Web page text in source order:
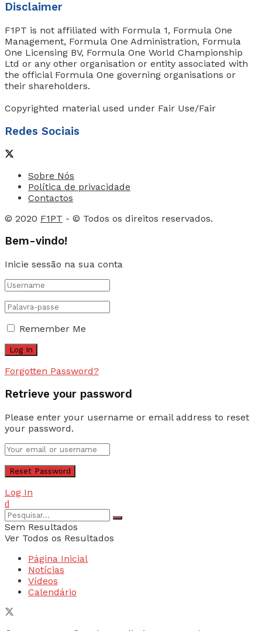
Disclaimer
F1PT is not affiliated with Formula 1, Formula One
Management, Formula One Administration, Formula
One Licensing BV, Formula One World Championship
Ltd or any other organisation or entity associated with
the official Formula One governing organisations or
their shareholders.
Copyrighted material used under Fair Use/Fair
Redes Sociais
Sobre Nós
Política de privacidade
Contactos
© 2020 F1PT - © Todos os direitos reservados.
Bem-vindo!
Inicie sessão na sua conta
Remember Me
Forgotten Password?
Retrieve your password
Please enter your username or email address to reset
your password.
Log In
Sem Resultados
Ver Todos os Resultados
Página Inicial
Notícias
Vídeos
Calendário